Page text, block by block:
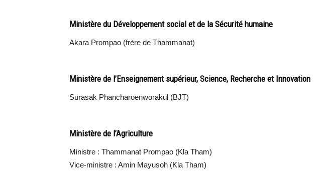
Ministère du Développement social et de la Sécurité humaine
Akara Prompao (frère de Thammanat)
Ministère de l’Enseignement supérieur, Science, Recherche et Innovation
Surasak Phancharoenworakul (BJT)
Ministère de l’Agriculture
Ministre : Thammanat Prompao (Kla Tham)
Vice-ministre : Amin Mayusoh (Kla Tham)